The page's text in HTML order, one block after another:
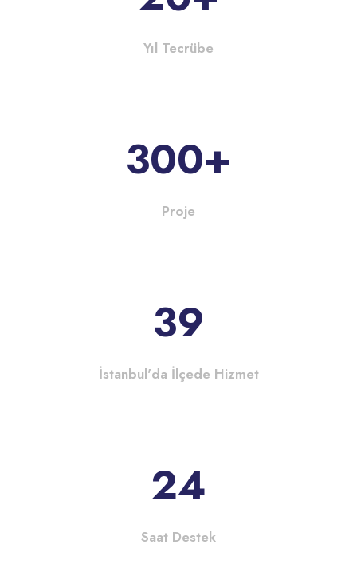
Yıl Tecrübe
300+
Proje
39
İstanbul'da İlçede Hizmet
24
Saat Destek